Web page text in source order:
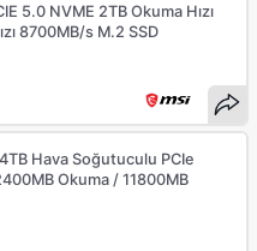
5.0 NVME 2TB Okuma Hızı
8700MB/s M.2 SSD
Hava Soğutuculu PCIe
Okuma / 11800MB